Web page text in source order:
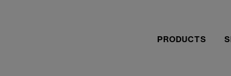
PRODUCTS